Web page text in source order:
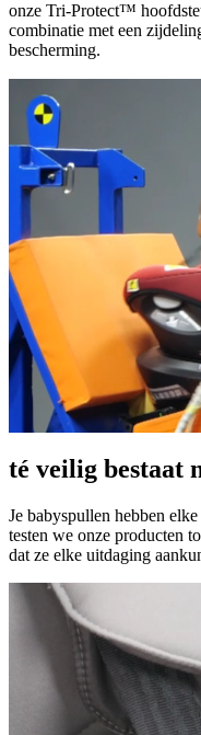
onze Tri-Protect™
combinatie met een
bescherming.
té veilig bestaat
Je babyspullen hebben
testen we onze producten
dat ze elke uitdaging